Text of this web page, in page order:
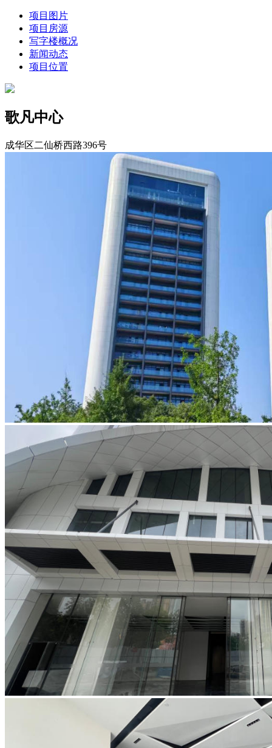
项目图片
项目房源
写字楼概况
新闻动态
项目位置
歌凡中心
成华区二仙桥西路396号